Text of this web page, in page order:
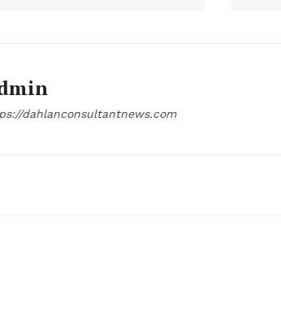
dahlanconsultantnews.com